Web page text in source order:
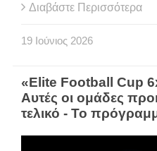
Διαβάστε Περισσότερα
19 Ιούνιος 2026
«Elite Football Cup
Αυτές οι ομάδες
τελικό - Το